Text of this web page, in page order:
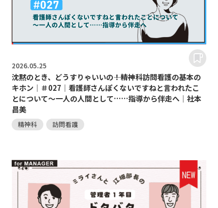
2026.05.25
沈黙のとき、どうすりゃいいの―――！精神科訪問看護の基本の
キホン｜＃027｜看護師さんぽくないですねと言われたこ
とについて～一人の人間として……指導から伴走へ｜社本
昌美
精神科 訪問看護